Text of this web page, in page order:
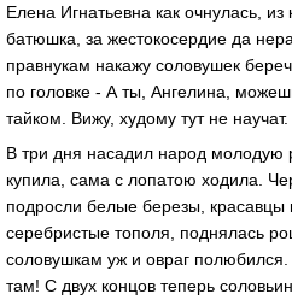
Елена Игнатьевна как очнулась, из
батюшка, за жестокосердие да
правнукам накажу соловушек
по головке - А ты, Ангелина,
тайком. Вижу, худому тут не научат.
В три дня насадил народ
купила, сама с лопатою ходила.
подросли белые березы,
серебристые тополя, поднялась
соловушкам уж и овраг
там! С двух концов теперь